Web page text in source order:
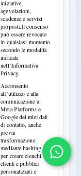
iniziative,
agevolazioni,
scadenze e servizi
proposti.Il consenso
può essere revocato
in qualsiasi momento
secondo le modalità
indicate
nell’Informativa
Privacy.
Acconsento
all’utilizzo e alla
comunicazione a
Meta Platforms e
Google dei miei dati
di contatto, anche
previa
trasformazione
mediante hashing,
per creare elenchi
clienti e pubblici
personalizzati e